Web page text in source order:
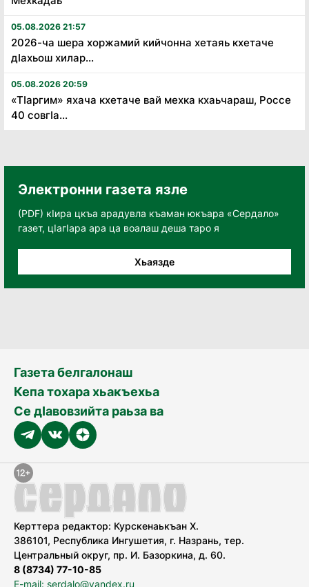
05.08.2026 21:57
2026-ча шера хоржамий кийчонна хетаяь кхетаче
дӏахьош хилар...
05.08.2026 20:59
«Тӏаргим» яхача кхетаче вай мехка кхаьчараш, Россе
40 совгӏа...
Электронни газета язле
(PDF) кӀира цкъа арадувла къаман юкъара «Сердало»
газет, цӀагӀара ара ца воалаш деша таро я
Хьаязде
Газета белгалонаш
Кепа тохара хьакъехьа
Се дӀавовзийта раьза ва
Керттера редактор: Курскенаькъан Х.
386101, Республика Ингушетия, г. Назрань, тер.
Центральный округ, пр. И. Базоркина, д. 60.
8 (8734) 77-10-85
E-mail: serdalo@yandex.ru